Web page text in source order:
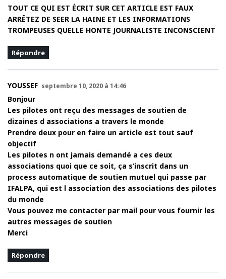
TOUT CE QUI EST ÉCRIT SUR CET ARTICLE EST FAUX
ARRÊTEZ DE SEER LA HAINE ET LES INFORMATIONS
TROMPEUSES QUELLE HONTE JOURNALISTE INCONSCIENT
Répondre
YOUSSEF septembre 10, 2020 à 14:46
Bonjour
Les pilotes ont reçu des messages de soutien de
dizaines d associations a travers le monde
Prendre deux pour en faire un article est tout sauf
objectif
Les pilotes n ont jamais demandé a ces deux
associations quoi que ce soit, ça s’inscrit dans un
process automatique de soutien mutuel qui passe par
IFALPA, qui est l association des associations des pilotes
du monde
Vous pouvez me contacter par mail pour vous fournir les
autres messages de soutien
Merci
Répondre